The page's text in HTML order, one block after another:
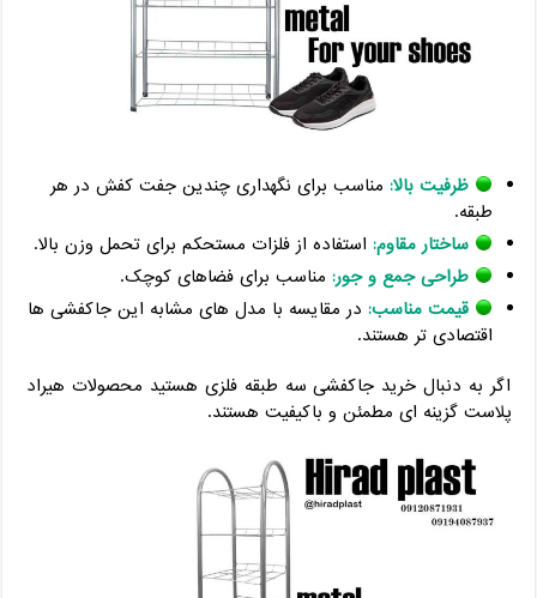
ظرفیت بالا: مناسب برای نگهداری چندین جفت کفش در هر
طبقه.
ساختار مقاوم: استفاده از فلزات مستحکم برای تحمل وزن بالا.
طراحی جمع و جور: مناسب برای فضاهای کوچک.
قیمت مناسب: در مقایسه با مدل های مشابه این جاکفشی ها
اقتصادی تر هستند.
اگر به دنبال خرید جاکفشی سه طبقه فلزی هستید محصولات هیراد
پلاست گزینه ای مطمئن و باکیفیت هستند.